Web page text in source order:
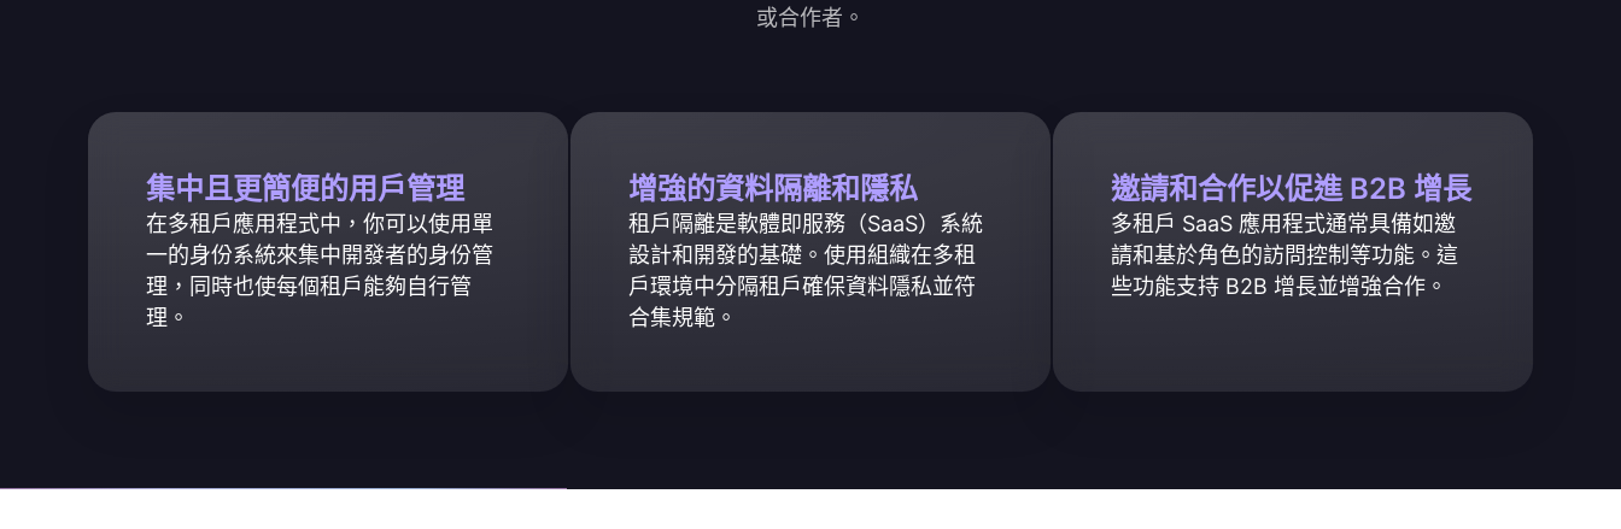
或合作者。
集中且更簡便的用戶管理
在多租戶應用程式中，你可以使用單
一的身份系統來集中開發者的身份管
理，同時也使每個租戶能夠自行管
理。
增強的資料隔離和隱私
租戶隔離是軟體即服務（SaaS）系統
設計和開發的基礎。使用組織在多租
戶環境中分隔租戶確保資料隱私並符
合集規範。
邀請和合作以促進 B2B 增長
多租戶 SaaS 應用程式通常具備如邀
請和基於角色的訪問控制等功能。這
些功能支持 B2B 增長並增強合作。